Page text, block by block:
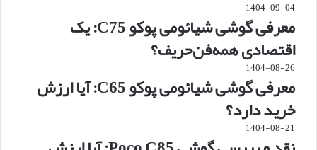
1404-09-04
معرفی گوشی شیائومی پوکو C75: یک
اقتصادی همه‌فن‌حریف؟
1404-08-26
معرفی گوشی شیائومی پوکو C65: آیا ارزش
خرید دارد؟
1404-08-21